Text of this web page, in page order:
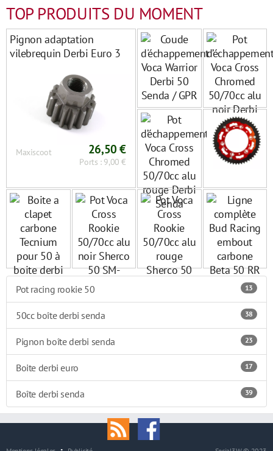
TOP PRODUITS DU MOMENT
Pignon adaptation
vilebrequin Derbi Euro 3
Maxiscoot 26,50 €
Ports : 9,00 €
13
Pot racing rookie 50
38
50cc boîte derbi senda
23
Pignon boîte derbi senda
17
Boite derbi euro
39
Boîte derbi senda